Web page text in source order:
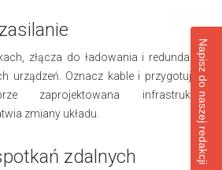
złącza do ładowania i redundancję
urządzeń. Oznacz kable i przygotuj ich
zaprojektowana infrastruktura
zmiany układu.
zdalnych Napisz do naszej redakcji